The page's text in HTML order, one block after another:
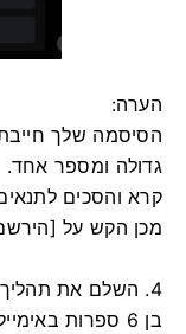
הערה:
גדולה ומספר אחד.
קרא והסכים
מכן הקש על
4. השלם את תהליך האימות.
בן 6 ספרות באימייל או בטלפון שלך.